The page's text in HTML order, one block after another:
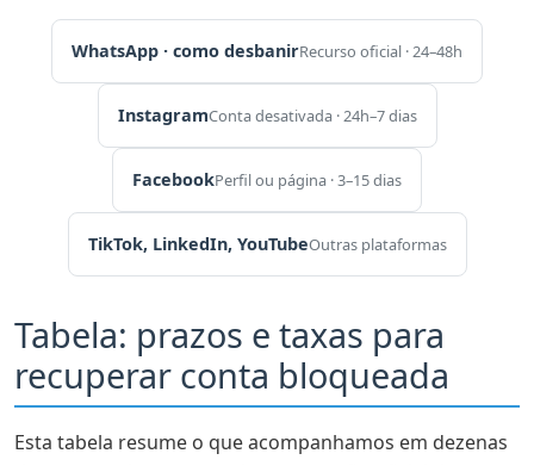
WhatsApp · como desbanirRecurso oficial · 24–48h
InstagramConta desativada · 24h–7 dias
FacebookPerfil ou página · 3–15 dias
TikTok, LinkedIn, YouTubeOutras plataformas
Tabela: prazos e taxas para
recuperar conta bloqueada
Esta tabela resume o que acompanhamos em dezenas